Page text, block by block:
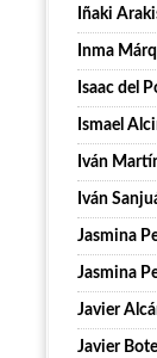
Iñaki
Inma
Isaac del
Ismael
Iván
Iván
Jasmina
Jasmina
Javier
Javier